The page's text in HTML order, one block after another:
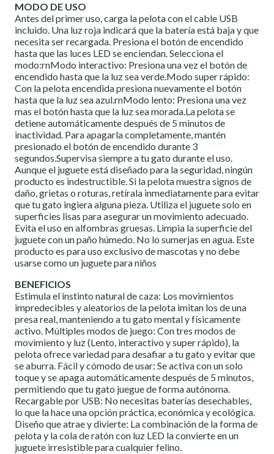
MODO DE USO
Antes del primer uso, carga la pelota con el cable USB
incluido. Una luz roja indicará que la batería está baja y que
necesita ser recargada. Presiona el botón de encendido
hasta que las luces LED se enciendan. Selecciona el
modo:rnModo interactivo: Presiona una vez el botón de
encendido hasta que la luz sea verde.Modo super rápido:
Con la pelota encendida presiona nuevamente el botón
hasta que la luz sea azul.rnModo lento: Presiona una vez
mas el botón hasta que la luz sea morada.La pelota se
detiene automáticamente después de 5 minutos de
inactividad. Para apagarla completamente, mantén
presionado el botón de encendido durante 3
segundos.Supervisa siempre a tu gato durante el uso.
Aunque el juguete está diseñado para la seguridad, ningún
producto es indestructible. Si la pelota muestra signos de
daño, grietas o roturas, retírala inmediatamente para evitar
que tu gato ingiera alguna pieza. Utiliza el juguete solo en
superficies lisas para asegurar un movimiento adecuado.
Evita el uso en alfombras gruesas. Limpia la superficie del
juguete con un paño húmedo. No lo sumerjas en agua. Este
producto es para uso exclusivo de mascotas y no debe
usarse como un juguete para niños
BENEFICIOS
Estimula el instinto natural de caza: Los movimientos
impredecibles y aleatorios de la pelota imitan los de una
presa real, manteniendo a tu gato mental y físicamente
activo. Múltiples modos de juego: Con tres modos de
movimiento y luz (Lento, interactivo y super rápido), la
pelota ofrece variedad para desafiar a tu gato y evitar que
se aburra. Fácil y cómodo de usar: Se activa con un solo
toque y se apaga automáticamente después de 5 minutos,
permitiendo que tu gato juegue de forma autónoma.
Recargable por USB: No necesitas baterías desechables,
lo que la hace una opción práctica, económica y ecológica.
Diseño que atrae y divierte: La combinación de la forma de
pelota y la cola de ratón con luz LED la convierte en un
juguete irresistible para cualquier felino.